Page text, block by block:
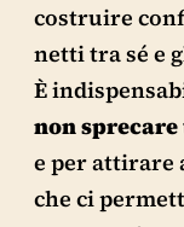
costruire
netti tra sé e
È
non
e per attirare
che ci